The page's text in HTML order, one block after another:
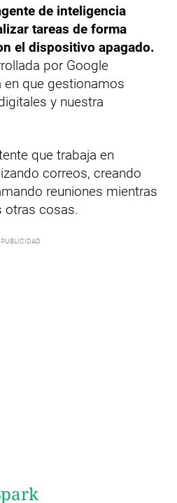
de inteligencia
tareas de forma
el dispositivo apagado.
por Google
en que gestionamos
y nuestra
que trabaja en
correos, creando
reuniones mientras
otras cosas.